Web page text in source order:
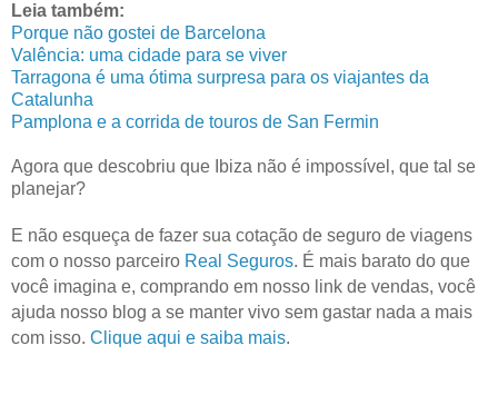
Leia também:
Porque não gostei de Barcelona
Valência: uma cidade para se viver
Tarragona é uma ótima surpresa para os viajantes da
Catalunha
Pamplona e a corrida de touros de San Fermin
Agora que descobriu que Ibiza não é impossível, que tal se
planejar?
E não esqueça de fazer sua cotação de seguro de viagens
com o nosso parceiro Real Seguros. É mais barato do que
você imagina e, comprando em nosso link de vendas, você
ajuda nosso blog a se manter vivo sem gastar nada a mais
com isso. Clique aqui e saiba mais.